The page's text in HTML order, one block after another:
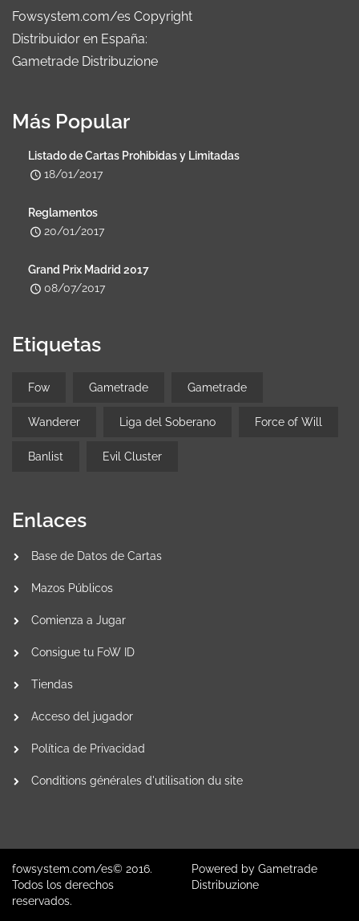
Fowsystem.com/es Copyright
Distribuidor en España:
Gametrade Distribuzione
Más Popular
Listado de Cartas Prohibidas y Limitadas
18/01/2017
Reglamentos
20/01/2017
Grand Prix Madrid 2017
08/07/2017
Etiquetas
Fow Gametrade Gametrade
Wanderer Liga del Soberano Force of Will
Banlist Evil Cluster
Enlaces
Base de Datos de Cartas
Mazos Públicos
Comienza a Jugar
Consigue tu FoW ID
Tiendas
Acceso del jugador
Política de Privacidad
Conditions générales d'utilisation du site
fowsystem.com/es© 2016.
Todos los derechos
reservados.
Powered by Gametrade
Distribuzione